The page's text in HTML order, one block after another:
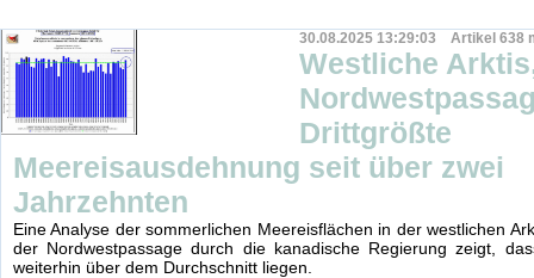
30.08.2025 13:29:03 Artikel 638
Westliche
Drittgrößte
Meereisausdehnung seit über zwei
Jahrzehnten
Eine Analyse der sommerlichen Meereisflächen in der westlichen
der Nordwestpassage durch die kanadische Regierung zeigt,
weiterhin über dem Durchschnitt liegen.